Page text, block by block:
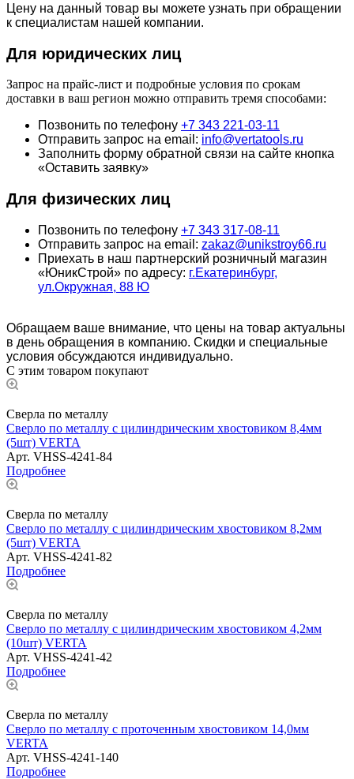
Цену на данный товар вы можете узнать при обращении
к специалистам нашей компании.
Для юридических лиц
Запрос на прайс-лист и подробные условия по срокам
доставки в ваш регион можно отправить тремя способами:
Позвонить по телефону +7 343 221-03-11
Отправить запрос на email: info@vertatools.ru
Заполнить форму обратной связи на сайте кнопка
«Оставить заявку»
Для физических лиц
Позвонить по телефону +7 343 317-08-11
Отправить запрос на email: zakaz@unikstroy66.ru
Приехать в наш партнерский розничный магазин
«ЮникСтрой» по адресу: г.Екатеринбург,
ул.Окружная, 88 Ю
Обращаем ваше внимание, что цены на товар актуальны
в день обращения в компанию. Скидки и специальные
условия обсуждаются индивидуально.
С этим товаром покупают
Сверла по металлу
Сверло по металлу с цилиндрическим хвостовиком 8,4мм
(5шт) VERTA
Арт. VHSS-4241-84
Подробнее
Сверла по металлу
Сверло по металлу с цилиндрическим хвостовиком 8,2мм
(5шт) VERTA
Арт. VHSS-4241-82
Подробнее
Сверла по металлу
Сверло по металлу с цилиндрическим хвостовиком 4,2мм
(10шт) VERTA
Арт. VHSS-4241-42
Подробнее
Сверла по металлу
Сверло по металлу с проточенным хвостовиком 14,0мм
VERTA
Арт. VHSS-4241-140
Подробнее